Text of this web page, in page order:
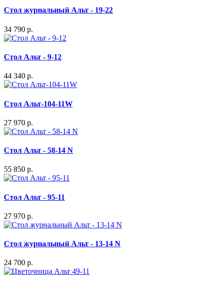
Стол журнальный Альт - 19-22
34 790 р.
Стол Альт - 9-12
44 340 р.
Стол Альт-104-11W
27 970 р.
Стол Альт - 58-14 N
55 850 р.
Стол Альт - 95-11
27 970 р.
Стол журнальный Альт - 13-14 N
24 700 р.